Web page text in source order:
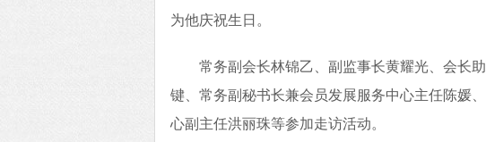
为他庆祝生日。
常务副会长林锦乙、副监事长黄耀光、会长
键、常务副秘书长兼会员发展服务中心主任陈媛
心副主任洪丽珠等参加走访活动。